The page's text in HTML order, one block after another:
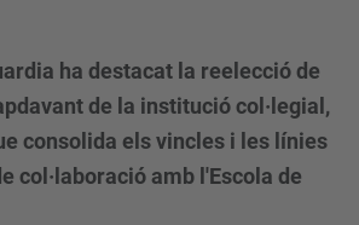
ha destacat la reelecció de
de la institució col·legial,
consolida els vincles i les línies
col·laboració amb l'Escola de